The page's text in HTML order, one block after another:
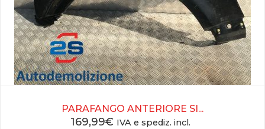
PARAFANGO ANTERIORE SI...
169,99€ IVA e spediz. incl.